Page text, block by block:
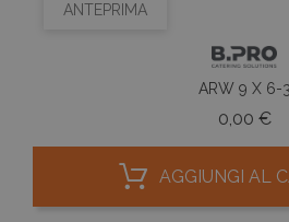
ANTEPRIMA
ARW 9 X 6-3
0,00 €
AGGIUNGI AL